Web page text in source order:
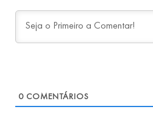
0 COMENTÁRIOS